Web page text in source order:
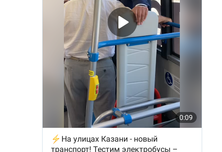
КИБЕРСПОРТ
ФИГУРНОЕ КАТАНИЕ
ВОДНЫЕ ВИДЫ СПОРТА
ХОККЕЙ С МЯЧОМ
ОБРАЗОВАНИЕ
ПРОИСШЕСТВИЯ
СПИСОК КОМПАНИЙ